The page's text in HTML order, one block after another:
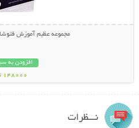
مجموعه عظیم آموزش
افزودن به
148000 تومان
نـــظرات